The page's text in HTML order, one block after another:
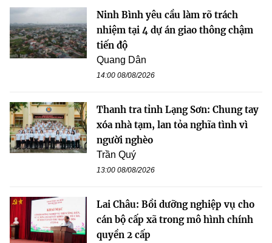
Ninh Bình yêu cầu làm rõ trách
nhiệm tại 4 dự án giao thông chậm
tiến độ
Quang Dân
14:00 08/08/2026
Thanh tra tỉnh Lạng Sơn: Chung tay
xóa nhà tạm, lan tỏa nghĩa tình vì
người nghèo
Trần Quý
13:00 08/08/2026
Lai Châu: Bồi dưỡng nghiệp vụ cho
cán bộ cấp xã trong mô hình chính
quyền 2 cấp